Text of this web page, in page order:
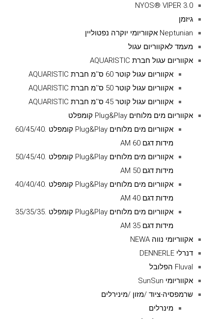
NYOS® VIPER 3.0
גיזמן
Neptunian אקווריומי יוקרה נפטוליין
מעמד לאקווריום עגול
אקווריום עגול חברת AQUARISTIC
אקווריום עגול קוטר 60 ס''מ חברת AQUARISTIC
אקווריום עגול קוטר 50 ס''מ חברת AQUARISTIC
אקווריום עגול קוטר 45 ס''מ חברת AQUARISTIC
אקווריום מים מלוחים Plug&Play קומפלט
אקווריום מים מלוחים Plug&Play קומפלט .60/45/40
מידות דגם AM 60
אקווריום מים מלוחים Plug&Play קומפלט .50/45/40
מידות דגם AM 50
אקווריום מים מלוחים Plug&Play קומפלט .40/40/40
מידות דגם AM 40
אקווריום מים מלוחים Plug&Play קומפלט .35/35/35
מידות דגם AM 35
אקווריומי נווה NEWA
דנרלי DENNERLE
Fluval הפלובל
אקווריומי SunSun
שרמפסיה-ציוד /מזון /מינירלים
מינרלים